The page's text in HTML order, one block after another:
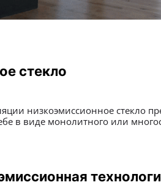
стекло
низкоэмиссионное стекло
в виде монолитного или